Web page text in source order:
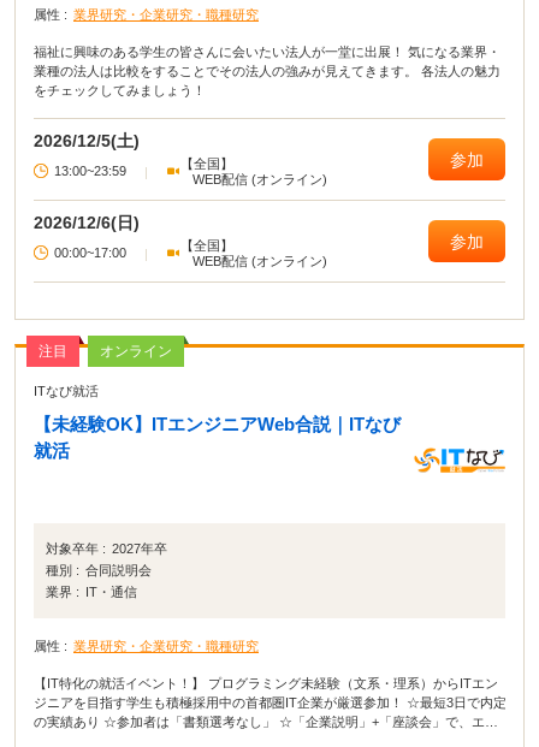
属性 : 業界研究・企業研究・職種研究
福祉に興味のある学生の皆さんに会いたい法人が一堂に出展！ 気になる業界・
業種の法人は比較をすることでその法人の強みが見えてきます。 各法人の魅力
をチェックしてみましょう！
2026/12/5(土)
13:00~23:59 |
【全国】
WEB配信 (オンライン)
参加
2026/12/6(日)
00:00~17:00 |
【全国】
WEB配信 (オンライン)
参加
注目 オンライン
ITなび就活
【未経験OK】ITエンジニアWeb合説｜ITなび
就活
対象卒年 : 2027年卒
種別 : 合同説明会
業界 :
IT・通信
属性 : 業界研究・企業研究・職種研究
【IT特化の就活イベント！】 プログラミング未経験（文系・理系）からITエン
ジニアを目指す学生も積極採用中の首都圏IT企業が厳選参加！ ☆最短3日で内定
の実績あり ☆参加者は「書類選考なし」 ☆「企業説明」+「座談会」で、エン